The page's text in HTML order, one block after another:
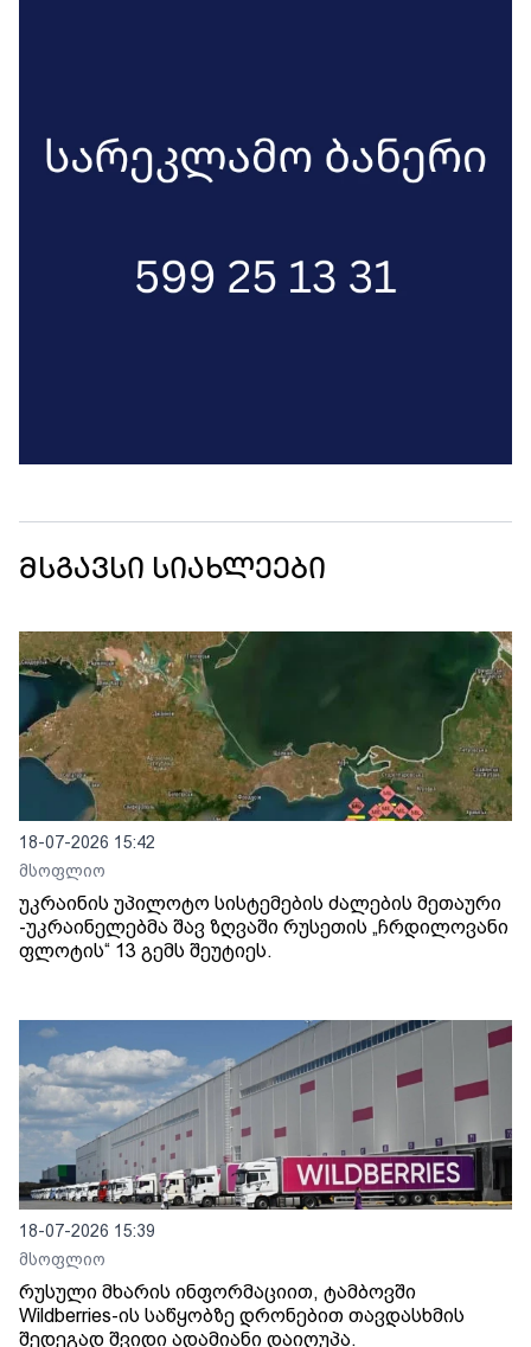
მსგავსი სიახლეები
18-07-2026 15:42
მსოფლიო
უკრაინის უპილოტო სისტემების ძალების მეთაური
-უკრაინელებმა შავ ზღვაში რუსეთის „ჩრდილოვანი
ფლოტის“ 13 გემს შეუტიეს.
18-07-2026 15:39
მსოფლიო
რუსული მხარის ინფორმაციით, ტამბოვში
Wildberries-ის საწყობზე დრონებით თავდასხმის
შედეგად შვიდი ადამიანი დაიღუპა.